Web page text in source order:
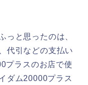
っと思ったのは、
代引などの支払い
プラスのお店で使
ダム20000プラス